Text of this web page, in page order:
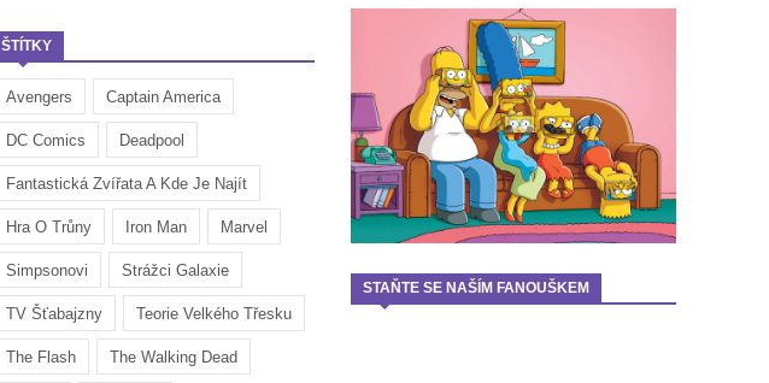
ŠTÍTKY
Avengers Captain America
DC Comics Deadpool
Fantastická Zvířata A Kde Je Najít
Hra O Trůny Iron Man Marvel
Simpsonovi Strážci Galaxie
TV Šťabajzny Teorie Velkého Třesku
The Flash The Walking Dead
STAŇTE SE NAŠÍM FANOUŠKEM